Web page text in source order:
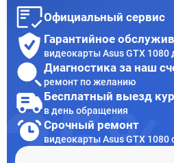
Официальный сервис
Гарантийное
видеокарты Asus GTX 1080
Диагностика за наш
ремонт по желанию
Бесплатный выезд
в день обращения
Срочный ремонт
видеокарты Asus GTX 1080